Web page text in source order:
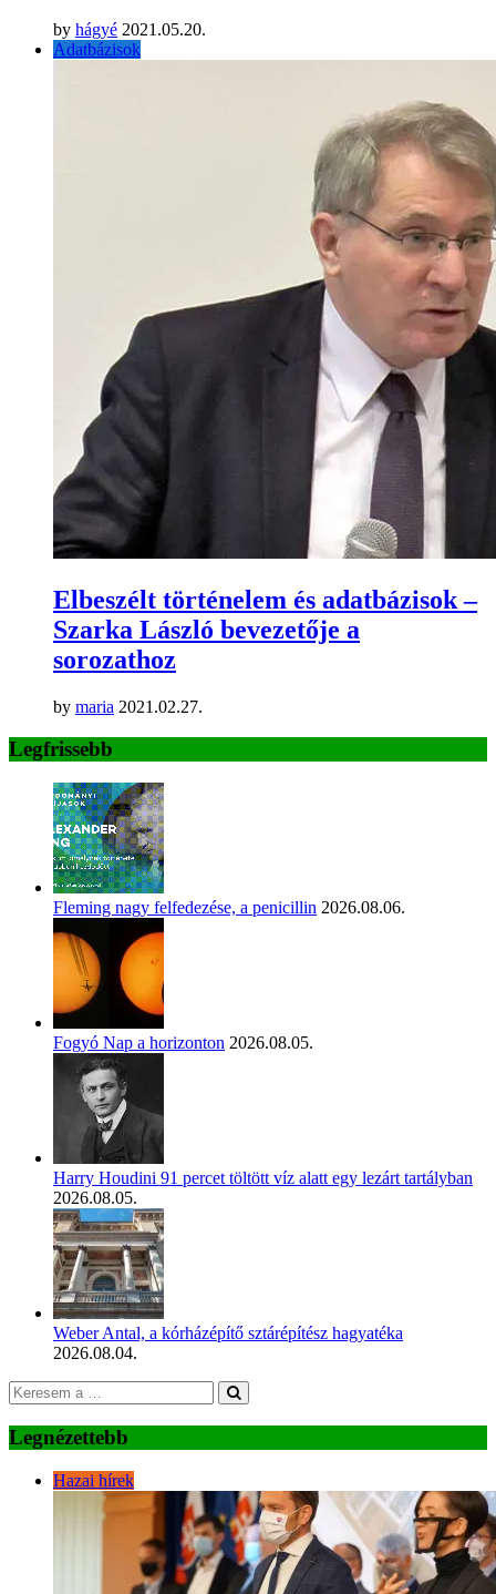
by hágyé 2021.05.20.
Adatbázisok
Elbeszélt történelem és adatbázisok –
Szarka László bevezetője a
sorozathoz
by maria 2021.02.27.
Legfrissebb
Fleming nagy felfedezése, a penicillin 2026.08.06.
Fogyó Nap a horizonton 2026.08.05.
Harry Houdini 91 percet töltött víz alatt egy lezárt tartályban
2026.08.05.
Weber Antal, a kórházépítő sztárépítész hagyatéka
2026.08.04.
Legnézettebb
Hazai hírek